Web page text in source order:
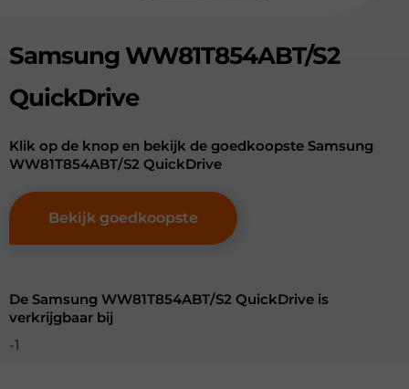
Samsung WW81T854ABT/S2
QuickDrive
Klik op de knop en bekijk de goedkoopste Samsung
WW81T854ABT/S2 QuickDrive
Bekijk goedkoopste
De Samsung WW81T854ABT/S2 QuickDrive is
verkrijgbaar bij
-1